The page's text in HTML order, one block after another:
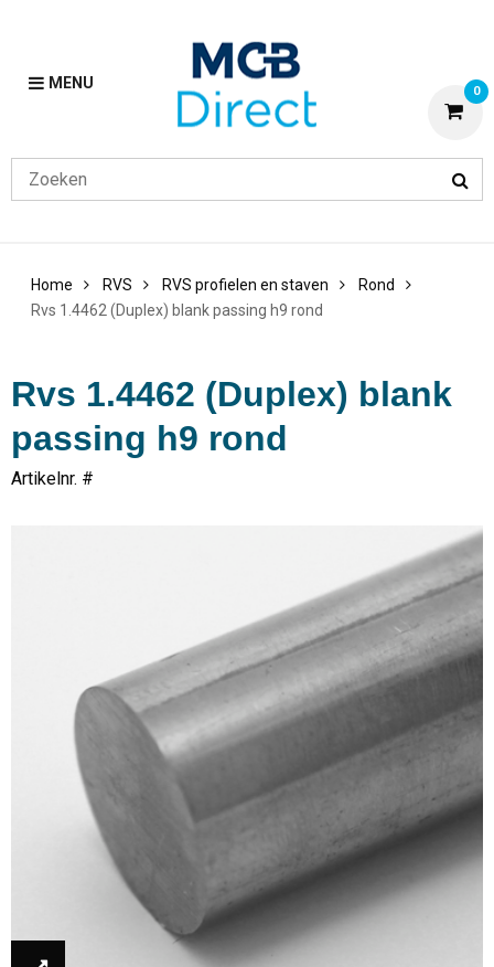
MENU 0
Home RVS RVS profielen en staven
Rond
Rvs 1.4462 (Duplex) blank passing h9 rond
Rvs 1.4462 (Duplex) blank
passing h9 rond
Artikelnr. #